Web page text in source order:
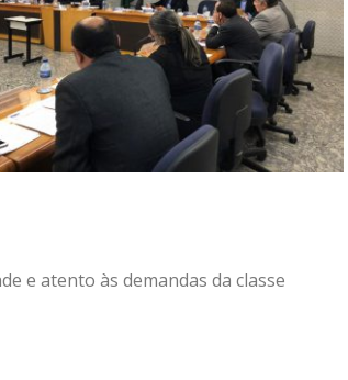
e atento às demandas da classe